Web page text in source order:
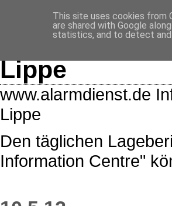
Lage- und
Lippe
www.alarmdienst.de
Lippe
Den täglichen
Information Centre"
This site uses cookies from
are shared with Google
statistics, and to detect and